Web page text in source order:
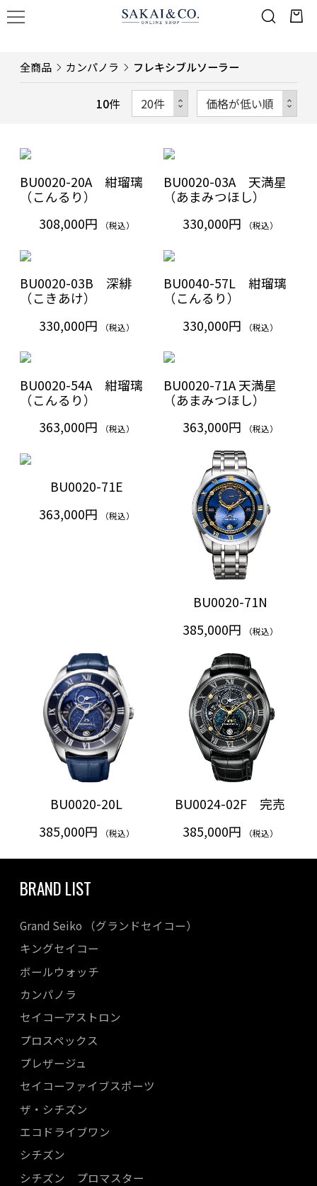
全商品 カンパノラ フレキシブルソーラー
10件
BU0020-20A 紺瑠璃
（こんるり）
308,000円
（税込）
BU0020-03A 天満星
（あまみつほし）
330,000円
（税込）
BU0020-03B 深緋
（こきあけ）
330,000円
（税込）
BU0040-57L 紺瑠璃
（こんるり）
330,000円
（税込）
BU0020-54A 紺瑠璃
（こんるり）
363,000円
（税込）
BU0020-71A 天満星
（あまみつほし）
363,000円
（税込）
BU0020-71E
363,000円
（税込）
BU0020-71N
385,000円
（税込）
BU0020-20L
385,000円
（税込）
BU0024-02F 完売
385,000円
（税込）
BRAND LIST
Grand Seiko （グランドセイコー）
キングセイコー
ボールウォッチ
カンパノラ
セイコーアストロン
プロスペックス
プレザージュ
セイコーファイブスポーツ
ザ・シチズン
エコドライブワン
シチズン
シチズン プロマスター